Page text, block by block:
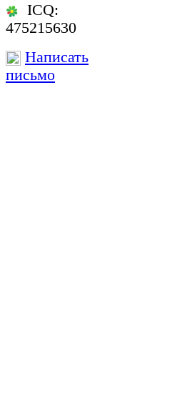
ICQ:
475215630
Написать
письмо